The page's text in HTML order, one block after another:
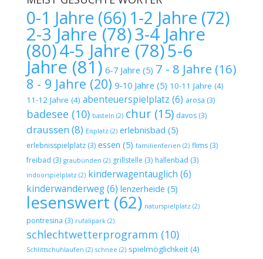
0-1 Jahre (66) 1-2 Jahre (72)
2-3 Jahre(78)3-4 Jahre
(80)4-5 Jahre (78)5-6
Jahre (81) 6-7 Jahre (5) 7 - 8 Jahre (16)
8 - 9 Jahre (20) 9-10 Jahre (5) 10-11 Jahre (4)
11-12 Jahre (4) abenteuerspielplatz (6) arosa (3)
badesee (10) basteln (2) chur(15) davos(3)
draussen (8) Eisplatz (2) erlebnisbad (5)
erlebnisspielplatz(3) essen (5) familienferien (2) flims(3)
freibad (3) graubünden (2) grillstelle (3) hallenbad (3)
indoorspielplatz (2) kinderwagentauglich (6)
kinderwanderweg(6) lenzerheide (5)
lesenswert (62) naturspielplatz (2)
pontresina (3) rufalipark(2)
schlechtwetterprogramm (10)
Schlittschuhlaufen (2) schnee (2) spielmöglichkeit(4)